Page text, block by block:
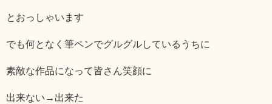
とおっしゃいます
でも何となく筆ペンでグルグルしているうちに
素敵な作品になって皆さん笑顔に
出来ない→出来た